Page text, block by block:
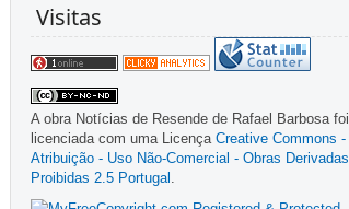
Visitas
A obra Notícias de Resende de Rafael Barbosa foi
licenciada com uma Licença Creative Commons -
Atribuição - Uso Não-Comercial - Obras Derivadas
Proibidas 2.5 Portugal